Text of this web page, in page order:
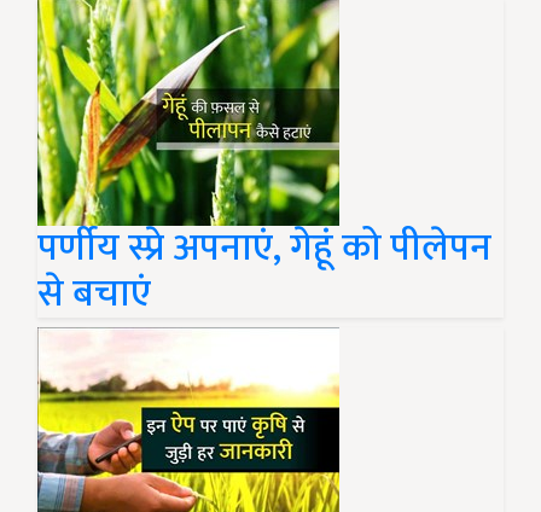
पर्णीय स्प्रे अपनाएं, गेहूं को पीलेपन
से बचाएं